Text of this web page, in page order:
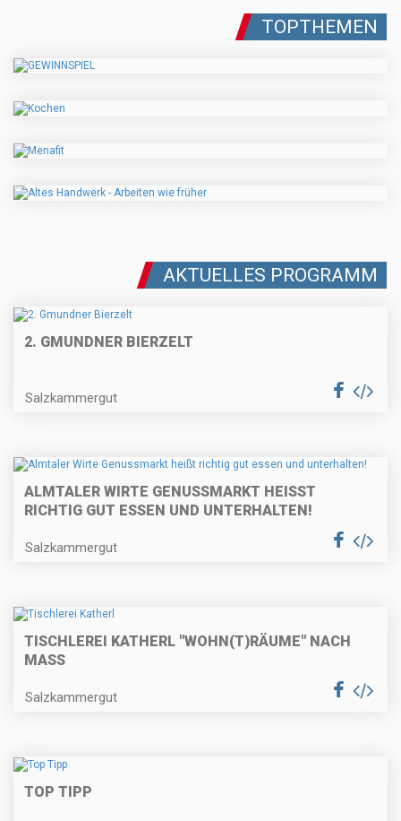
TOPTHEMEN
AKTUELLES PROGRAMM
2. GMUNDNER BIERZELT
Salzkammergut
ALMTALER WIRTE GENUSSMARKT HEISST R
ICHTIG GUT ESSEN UND UNTERHALTEN!
Salzkammergut
TISCHLEREI KATHERL "WOHN(T)RÄUME" NACH
MASS
Salzkammergut
TOP TIPP